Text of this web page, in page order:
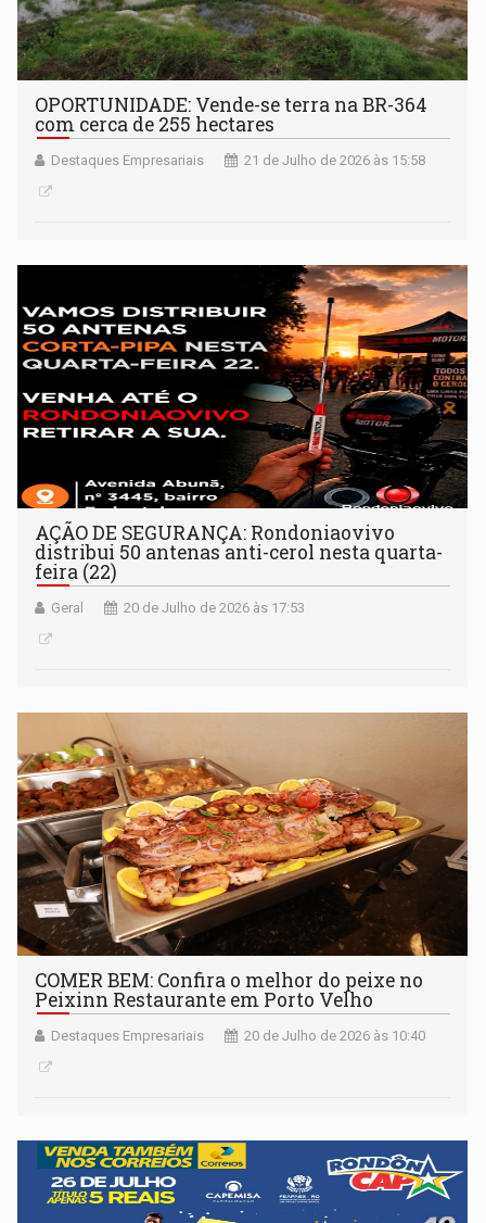
OPORTUNIDADE: Vende-se terra na BR-364
com cerca de 255 hectares
Destaques Empresariais 21 de Julho de 2026 às 15:58
AÇÃO DE SEGURANÇA: Rondoniaovivo
distribui 50 antenas anti-cerol nesta quarta-
feira (22)
Geral 20 de Julho de 2026 às 17:53
COMER BEM: Confira o melhor do peixe no
Peixinn Restaurante em Porto Velho
Destaques Empresariais 20 de Julho de 2026 às 10:40